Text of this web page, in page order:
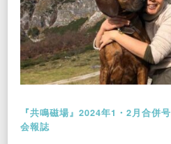
『共鳴磁場』2024年1・2月合併号
会報誌